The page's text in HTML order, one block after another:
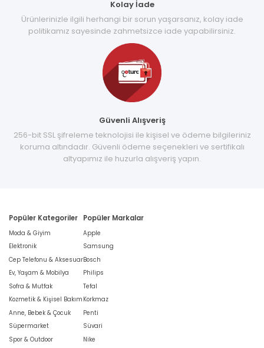
Kolay İade
Ürünlerinizle ilgili herhangi bir sorun yaşarsanız, kolay iade
politikamız sayesinde zahmetsizce iade yapabilirsiniz.
Güvenli Alışveriş
256-bit SSL şifreleme teknolojisi ile kişisel ve ödeme bilgileriniz
koruma altındadır. Güvenli ödeme seçenekleri ve sertifikalı
altyapımız ile huzurla alışveriş yapın.
Popüler Kategoriler
Moda & Giyim
Elektronik
Cep Telefonu & Aksesuar
Ev, Yaşam & Mobilya
Sofra & Mutfak
Kozmetik & Kişisel Bakım
Anne, Bebek & Çocuk
Süpermarket
Spor & Outdoor
Popüler Markalar
Apple
Samsung
Bosch
Philips
Tefal
Korkmaz
Penti
Süvari
Nike